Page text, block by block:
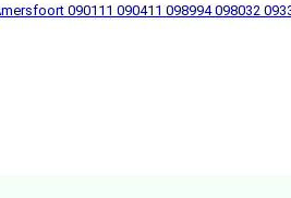
090111 090411 098994 098032